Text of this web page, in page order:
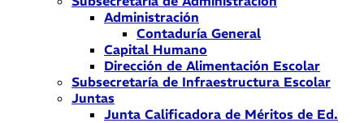
Administración
Contaduría General
Capital Humano
Dirección de Alimentación Escolar
Subsecretaría de Infraestructura Escolar
Juntas
Junta Calificadora de Méritos de Ed.